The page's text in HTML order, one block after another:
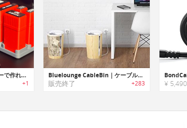
Cable Cap｜3Dプリンターで作れるケーブル収納ケース
+1
Bluelounge CableBin｜ケーブルを目立たない様にすっきりと収納するケーブルオーガナイザー
販売終了 +283 ¥ 5,490